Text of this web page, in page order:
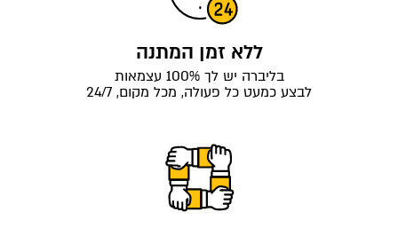
ללא זמן המתנה
בליברה יש לך 100% עצמאות
לבצע כמעט כל פעולה, מכל מקום, 24/7